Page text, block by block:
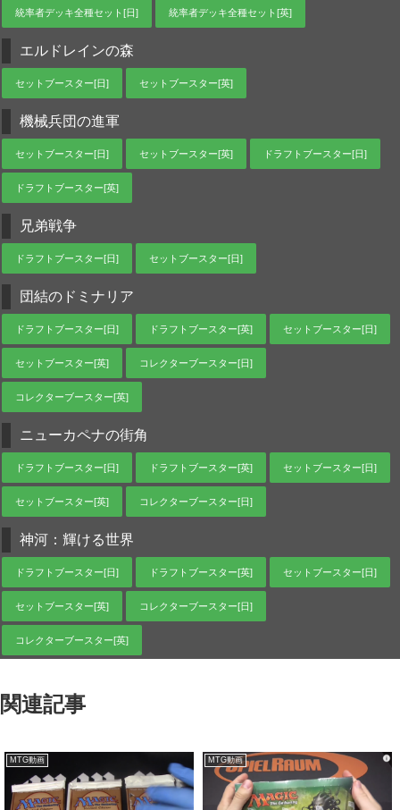
統率者デッキ全種セット[日] 統率者デッキ全種セット[英]
エルドレインの森
セットブースター[日] セットブースター[英]
機械兵団の進軍
セットブースター[日] セットブースター[英] ドラフトブースター[日]
ドラフトブースター[英]
兄弟戦争
ドラフトブースター[日] セットブースター[日]
団結のドミナリア
ドラフトブースター[日] ドラフトブースター[英] セットブースター[日]
セットブースター[英] コレクターブースター[日]
コレクターブースター[英]
ニューカペナの街角
ドラフトブースター[日] ドラフトブースター[英] セットブースター[日]
セットブースター[英] コレクターブースター[日]
神河：輝ける世界
ドラフトブースター[日] ドラフトブースター[英] セットブースター[日]
セットブースター[英] コレクターブースター[日]
コレクターブースター[英]
関連記事
MTG動画 MTG動画